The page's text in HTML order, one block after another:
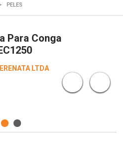
PELES
Para Conga
LTDA